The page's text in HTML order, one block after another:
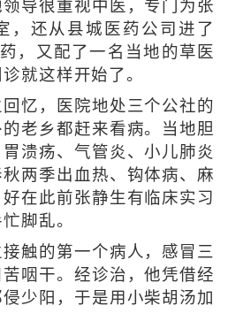
导很重视中医，专门为张
，还从县城医药公司进了
，又配了一名当地的草医
就这样开始了。
忆，医院地处三个公社的
老乡都赶来看病。当地胆
溃疡、气管炎、小儿肺炎
两季出血热、钩体病、麻
在此前张静生有临床实习
脚乱。
触的第一个病人，感冒三
咽干。经诊治，他凭借经
少阳，于是用小柴胡汤加